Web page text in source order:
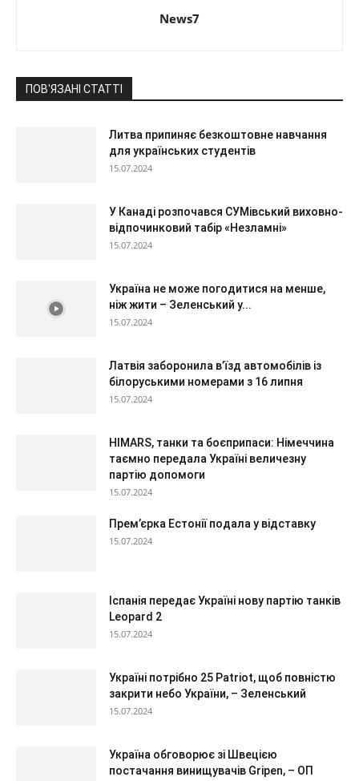
News7
ПОВ'ЯЗАНІ СТАТТІ
Литва припиняє безкоштовне навчання
для українських студентів
15.07.2024
У Канаді розпочався СУМівський виховно-
відпочинковий табір «Незламні»
15.07.2024
Україна не може погодитися на менше,
ніж жити – Зеленський у...
15.07.2024
Латвія заборонила в’їзд автомобілів із
білоруськими номерами з 16 липня
15.07.2024
HIMARS, танки та боєприпаси: Німеччина
таємно передала Україні величезну
партію допомоги
15.07.2024
Прем’єрка Естонії подала у відставку
15.07.2024
Іспанія передає Україні нову партію танків
Leopard 2
15.07.2024
Україні потрібно 25 Patriot, щоб повністю
закрити небо України, – Зеленський
15.07.2024
Україна обговорює зі Швецією
постачання винищувачів Gripen, – ОП